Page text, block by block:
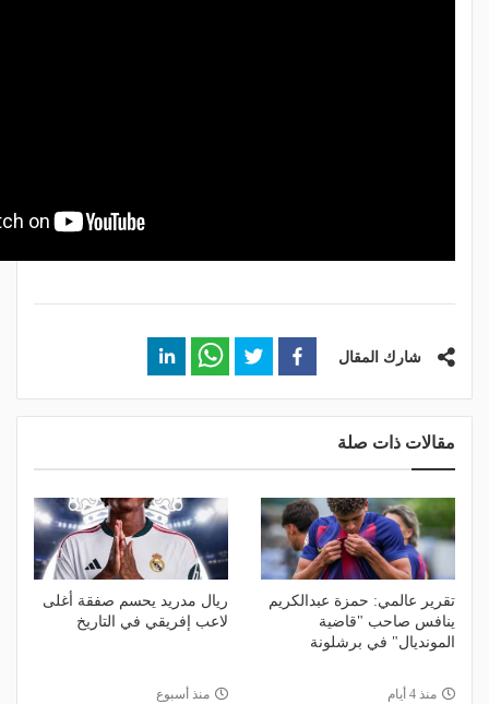
شارك المقال
مقالات ذات صلة
تقرير عالمي: حمزة عبدالكريم
ينافس صاحب "قاضية
المونديال" في برشلونة
منذ 4 أيام
ريال مدريد يحسم صفقة أغلى
لاعب إفريقي في التاريخ
منذ أسبوع